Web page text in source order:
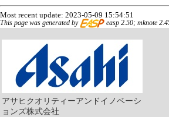
Most recent update: 2023-05-09 15:54:51
This page was generated by easp 2.50; mknote
アサヒクオリティーアンドイノベーシ
ョンズ株式会社